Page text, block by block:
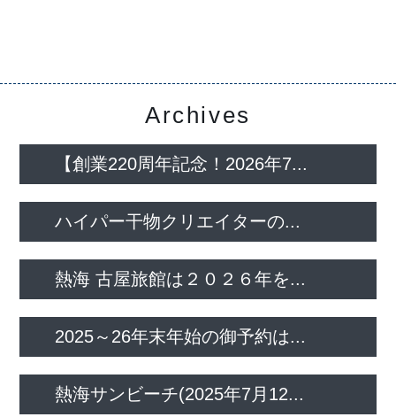
Archives
【創業220周年記念！2026年7...
ハイパー干物クリエイターの...
熱海 古屋旅館は２０２６年を...
2025～26年末年始の御予約は...
熱海サンビーチ(2025年7月12...